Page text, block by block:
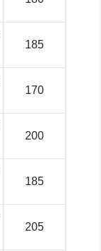
185
170
200
185
205